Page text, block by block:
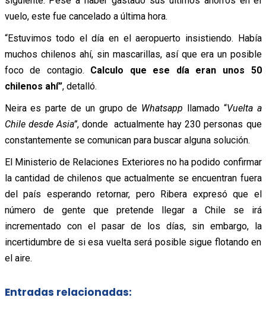
vuelo, este fue cancelado a última hora.
“Estuvimos todo el día en el aeropuerto insistiendo. Había
muchos chilenos ahí, sin mascarillas, así que era un posible
foco de contagio. Calculo que ese día eran unos 50
chilenos ahí”, detalló.
Neira es parte de un grupo de Whatsapp llamado “Vuelta a
Chile desde Asia”, donde actualmente hay 230 personas que
constantemente se comunican para buscar alguna solución.
El Ministerio de Relaciones Exteriores no ha podido confirmar
la cantidad de chilenos que actualmente se encuentran fuera
del país esperando retornar, pero Ribera expresó que el
número de gente que pretende llegar a Chile se irá
incrementado con el pasar de los días, sin embargo, la
incertidumbre de si esa vuelta será posible sigue flotando en
el aire.
Entradas relacionadas: